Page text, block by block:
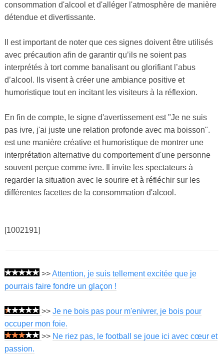
consommation d'alcool et d'alléger l'atmosphère de manière
détendue et divertissante.
Il est important de noter que ces signes doivent être utilisés
avec précaution afin de garantir qu’ils ne soient pas
interprétés à tort comme banalisant ou glorifiant l’abus
d’alcool. Ils visent à créer une ambiance positive et
humoristique tout en incitant les visiteurs à la réflexion.
En fin de compte, le signe d'avertissement est "Je ne suis
pas ivre, j'ai juste une relation profonde avec ma boisson".
est une manière créative et humoristique de montrer une
interprétation alternative du comportement d'une personne
souvent perçue comme ivre. Il invite les spectateurs à
regarder la situation avec le sourire et à réfléchir sur les
différentes facettes de la consommation d'alcool.
[1002191]
>>Attention, je suis tellement excitée que je
pourrais faire fondre un glaçon !
>> Je ne bois pas pour m'enivrer, je bois pour
occuper mon foie.
>> Ne riez pas, le football se joue ici avec cœur et
passion.